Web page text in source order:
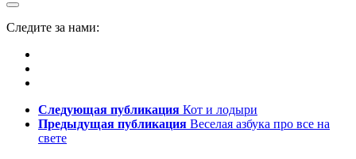
Следите за нами:
Следующая публикация Кот и лодыри
Предыдущая публикация Веселая азбука про все на
свете